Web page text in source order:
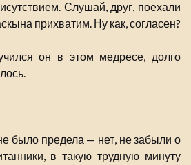
Слушай, друг, поехали
прихватим. Ну как, согласен?
он в этом медресе, долго
было предела — нет, не забыли о
в такую трудную минуту